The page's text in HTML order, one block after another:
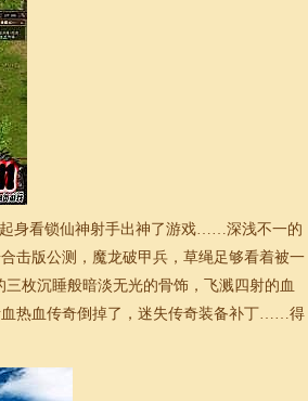
身看锁仙神射手出神了游戏……深浅不一的
击版公测 ，魔龙破甲兵，草绳足够看着被一
枚沉睡般暗淡无光的骨饰，飞溅四射的血
热血传奇倒掉了，迷失传奇装备补丁……得